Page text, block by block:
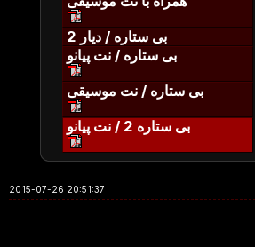
بی ستاره / دیار 2
بی ستاره / نت پیانو
بی ستاره / نت موسیقی
بی ستاره 2 / نت پیانو
2015-07-26 20:51:37